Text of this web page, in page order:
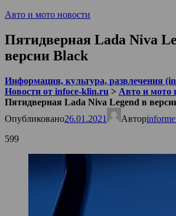
Авто и мото новости
Пятидверная Lada Niva
версии Black
Информация, культура, развлечения
Новости от infoce-klin.ru > Авто и мото
Пятидверная Lada Niva Legend в
Опубликовано26.01.2021 Автор
599